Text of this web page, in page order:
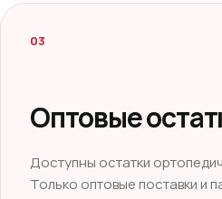
03
Оптовые
Доступны остатки
Только оптовые поставки и